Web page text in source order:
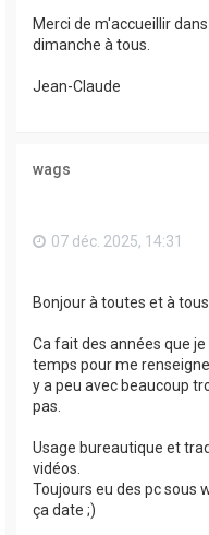
Merci de m'accueillir
dimanche à tous.
Jean-Claude
wags
07 déc. 2025, 14:31
Bonjour à toutes et à
Ca fait des années que
temps pour me
y a peu avec beaucoup
pas.
Usage bureautique et
vidéos.
Toujours eu des pc sous
ça date ;)